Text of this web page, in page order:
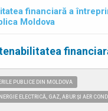
financiară a
Moldova
PUBLICE DIN MOLDOVA
ELECTRICĂ, GAZ, ABUR ȘI AER